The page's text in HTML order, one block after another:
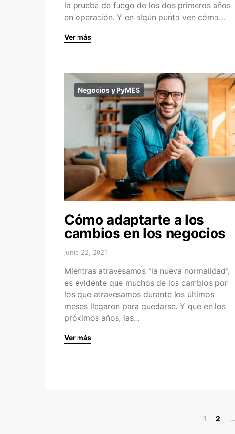
la prueba de fuego de los dos primeros años
en operación. Y en algún punto ven cómo…
Ver más
Negocios y PyMES
Cómo adaptarte a los
cambios en los negocios
junio 22, 2021
Mientras atravesamos “la nueva normalidad”,
es evidente que muchos de los cambios por
los que atravesamos durante los últimos
meses llegaron para quedarse. Y que en los
próximos años, las…
Ver más
1 2 …